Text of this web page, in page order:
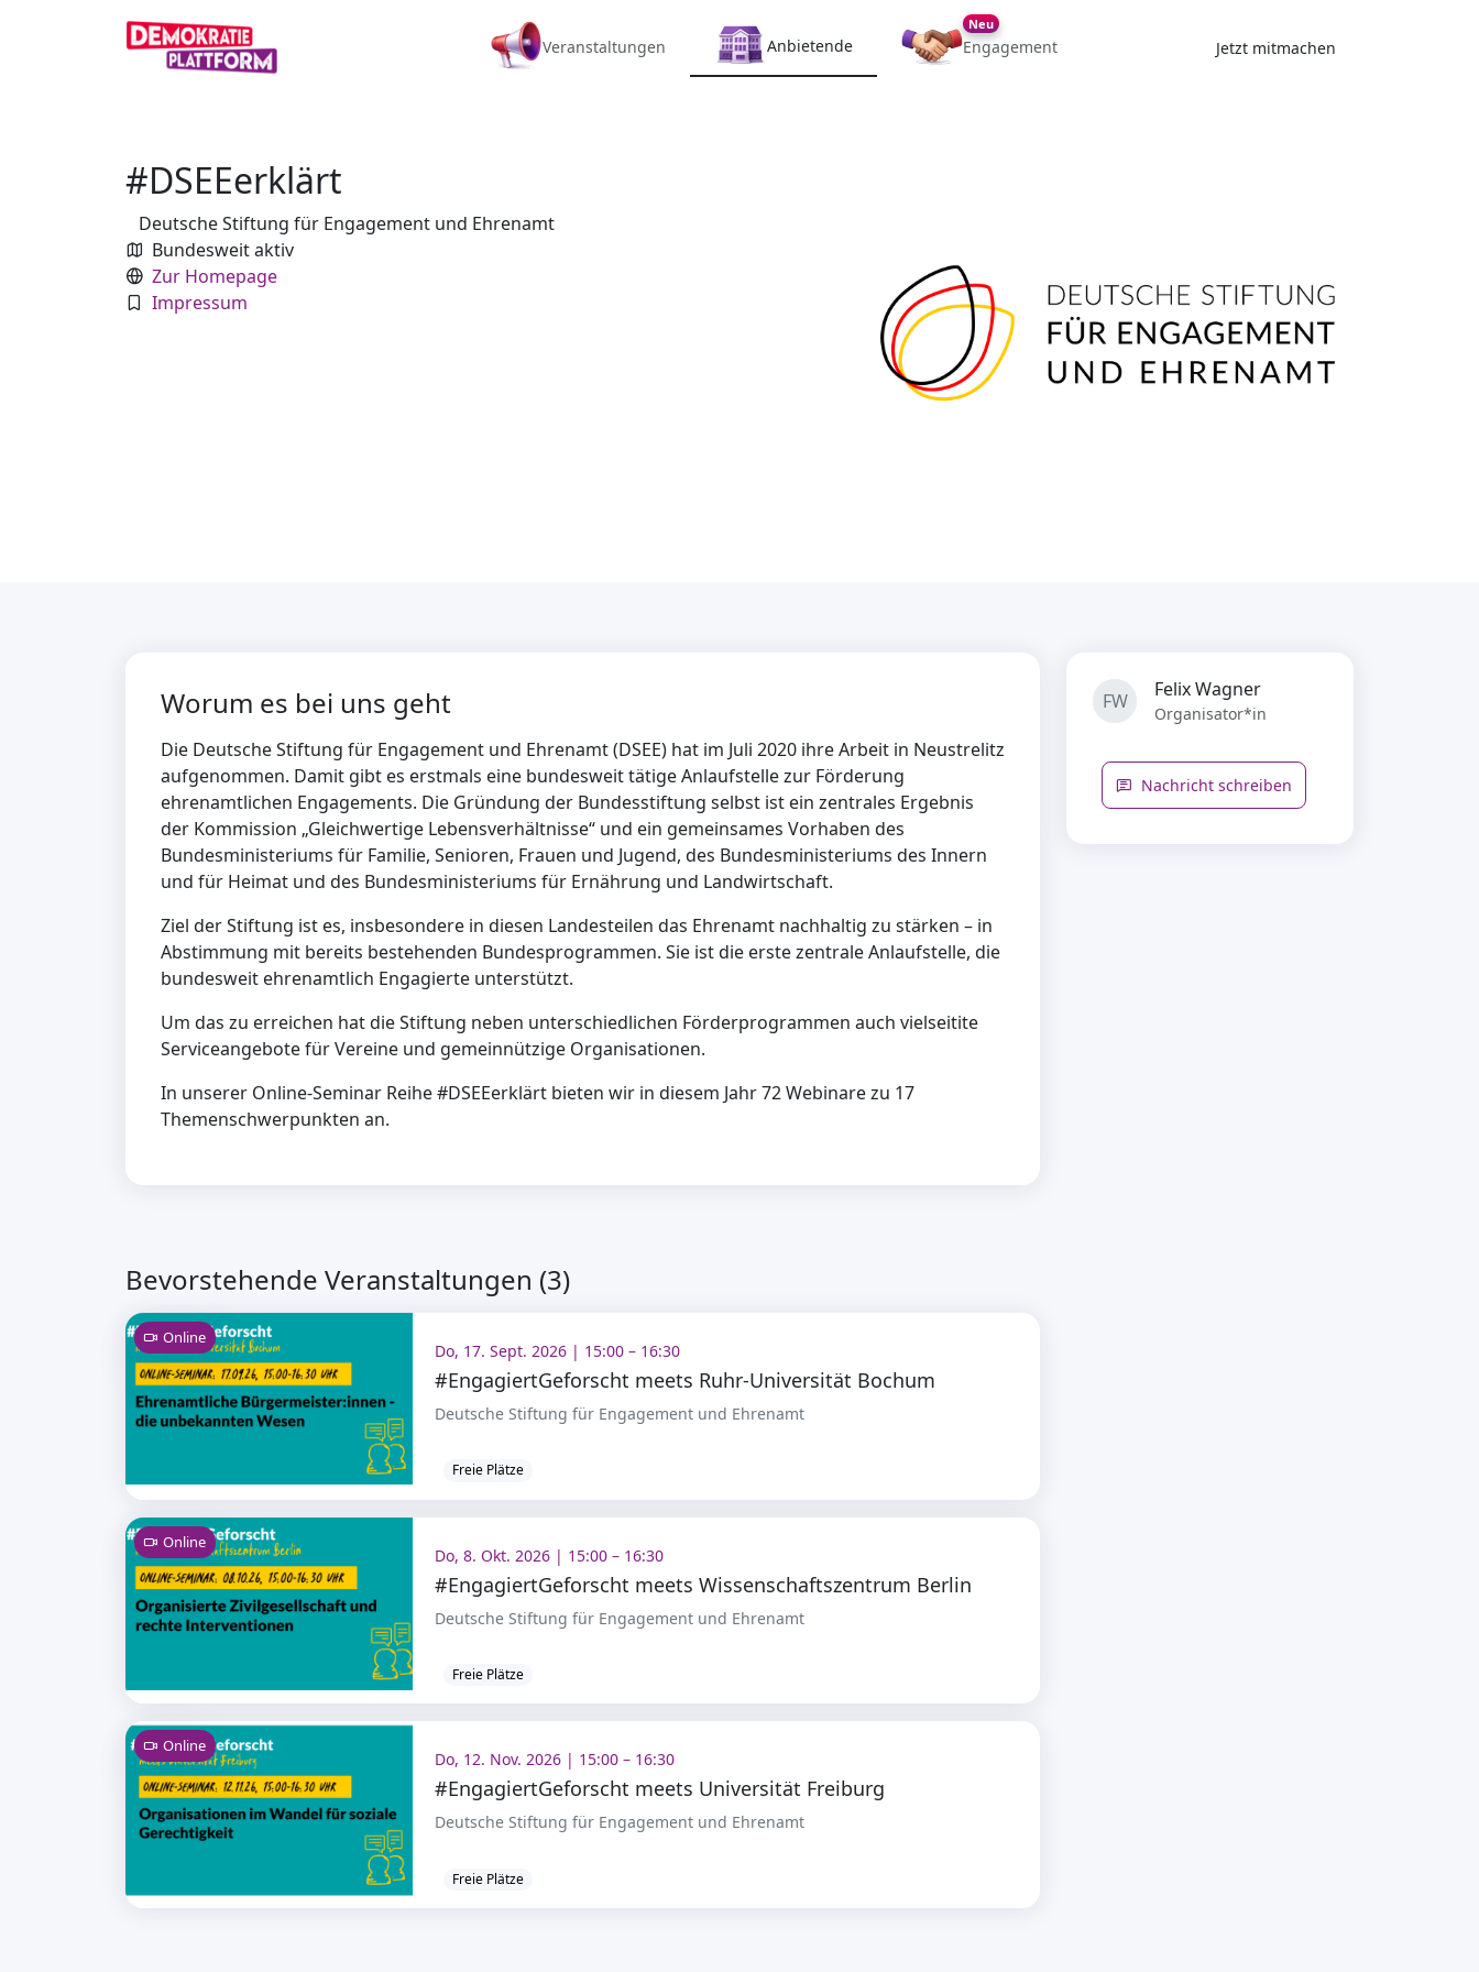
Veranstaltungen Anbietende Engagement
Neu
Jetzt mitmachen
#DSEEerklärt
Deutsche Stiftung für Engagement und Ehrenamt
Bundesweit aktiv
Zur Homepage
Impressum
Worum es bei uns geht
Die Deutsche Stiftung für Engagement und Ehrenamt (DSEE) hat im Juli 2020 ihre Arbeit in Neustrelitz
aufgenommen. Damit gibt es erstmals eine bundesweit tätige Anlaufstelle zur Förderung
ehrenamtlichen Engagements. Die Gründung der Bundesstiftung selbst ist ein zentrales Ergebnis
der Kommission „Gleichwertige Lebensverhältnisse“ und ein gemeinsames Vorhaben des
Bundesministeriums für Familie, Senioren, Frauen und Jugend, des Bundesministeriums des Innern
und für Heimat und des Bundesministeriums für Ernährung und Landwirtschaft.
Ziel der Stiftung ist es, insbesondere in diesen Landesteilen das Ehrenamt nachhaltig zu stärken – in
Abstimmung mit bereits bestehenden Bundesprogrammen. Sie ist die erste zentrale Anlaufstelle, die
bundesweit ehrenamtlich Engagierte unterstützt.
Um das zu erreichen hat die Stiftung neben unterschiedlichen Förderprogrammen auch vielseitite
Serviceangebote für Vereine und gemeinnützige Organisationen.
In unserer Online-Seminar Reihe #DSEEerklärt bieten wir in diesem Jahr 72 Webinare zu 17
Themenschwerpunkten an.
Bevorstehende Veranstaltungen (3)
Online
Do, 17. Sept. 2026 | 15:00 – 16:30
#EngagiertGeforscht meets Ruhr-Universität Bochum
Deutsche Stiftung für Engagement und Ehrenamt
Freie Plätze
Online
Do, 8. Okt. 2026 | 15:00 – 16:30
#EngagiertGeforscht meets Wissenschaftszentrum Berlin
Deutsche Stiftung für Engagement und Ehrenamt
Freie Plätze
Online
Do, 12. Nov. 2026 | 15:00 – 16:30
#EngagiertGeforscht meets Universität Freiburg
Deutsche Stiftung für Engagement und Ehrenamt
Freie Plätze
FW Felix Wagner
Organisator*in
Nachricht schreiben